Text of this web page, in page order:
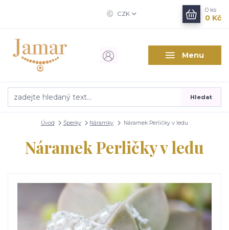
Menu
CZK
Hledat
0 ks
0 Kč
Úvod Šperky Náramky Náramek Perličky v ledu
Náramek Perličky v ledu